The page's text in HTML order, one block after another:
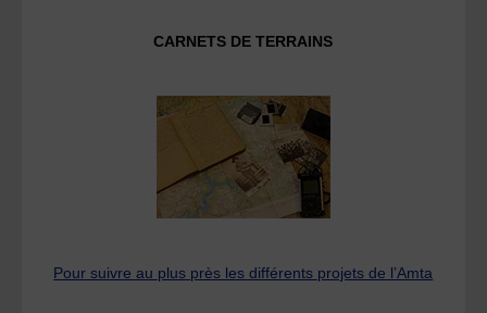
CARNETS DE TERRAINS
Pour suivre au plus près les différents projets de l’Amta